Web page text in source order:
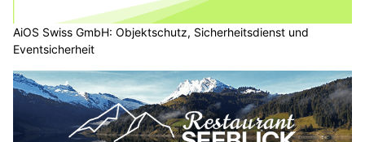
AiOS Swiss GmbH: Objektschutz, Sicherheitsdienst und
Eventsicherheit